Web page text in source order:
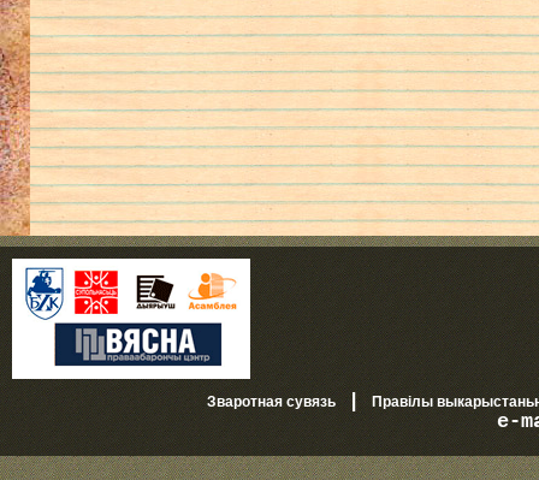
Зваротная сувязь| Правілы
e-